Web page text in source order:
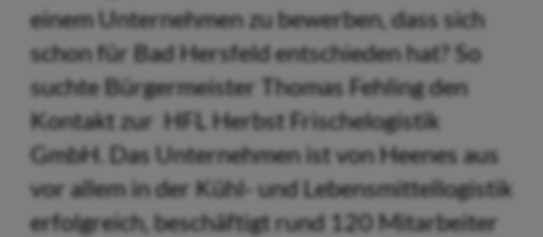
einem Unternehmen zu bewerben, dass sich
schon für Bad Hersfeld entschieden hat? So
suchte Bürgermeister Thomas Fehling den
Kontakt zur HFL Herbst Frischelogistik
GmbH. Das Unternehmen ist von Heenes aus
vor allem in der Kühl- und Lebensmittellogistik
erfolgreich, beschäftigt rund 120 Mitarbeiter